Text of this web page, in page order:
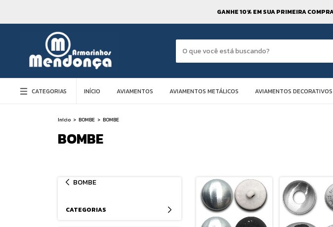
GANHE 10% EM SUA PRIMEIRA
CATEGORIAS INÍCIO AVIAMENTOS AVIAMENTOS METÁLICOS AVIAMENTOS DECORATIVOS
Início > BOMBE > BOMBE
BOMBE
BOMBE
CATEGORIAS